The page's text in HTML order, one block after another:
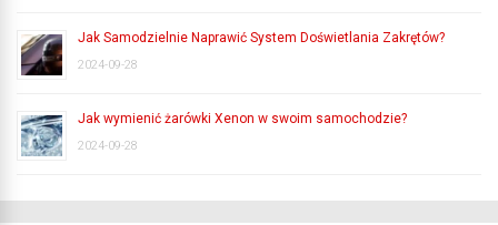
Jak Samodzielnie Naprawić System Doświetlania Zakrętów?
2024-09-28
Jak wymienić żarówki Xenon w swoim samochodzie?
2024-09-28